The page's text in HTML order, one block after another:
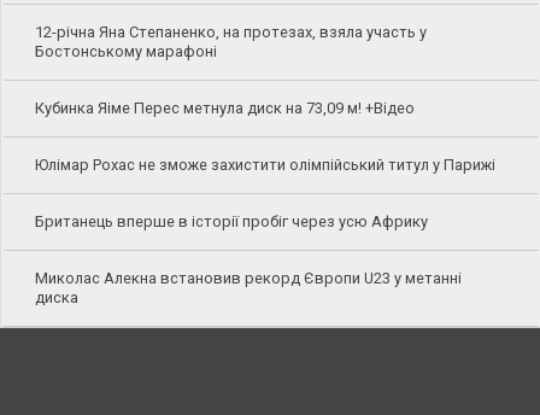
12-річна Яна Степаненко, на протезах, взяла участь у
Бостонському марафоні
Кубинка Яіме Перес метнула диск на 73,09 м! +Відео
Юлімар Рохас не зможе захистити олімпійський титул у Парижі
Британець вперше в історії пробіг через усю Африку
Миколас Алекна встановив рекорд Європи U23 у метанні
диска